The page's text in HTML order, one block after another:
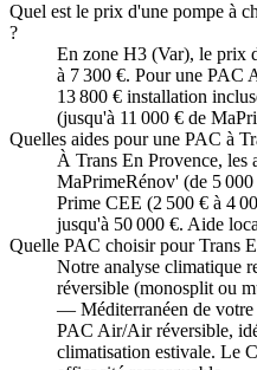
Quel est le prix d'une pompe à
?
En zone H3 (Var), le prix
à 7 300 €. Pour une PAC
13 800 € installation
(jusqu'à 11 000 € de
Quelles aides pour une PAC à
À Trans En Provence, les
MaPrimeRénov' (de 5
Prime CEE (2 500 € à 4
jusqu'à 50 000 €. Aide
Quelle PAC choisir pour Trans
Notre analyse climatique
réversible (monosplit ou
— Méditerranéen de votre
PAC Air/Air réversible,
climatisation estivale. Le